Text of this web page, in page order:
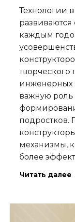
Технологии
каждым
творческого
инженерных
важную
механизмы,
более
Читать далее